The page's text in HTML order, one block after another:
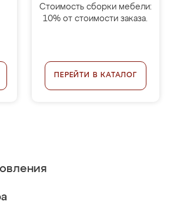
Стоимость сборки мебели:
10% от стоимости заказа.
ПЕРЕЙТИ В КАТАЛОГ